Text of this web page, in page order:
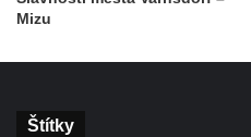
Mizu
Štítky